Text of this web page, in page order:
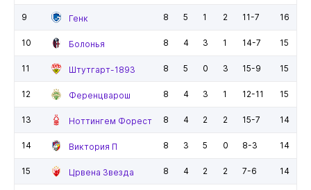
9 Генк 8 5 1 2 11-7 16
10 Болонья 8 4 3 1 14-7 15
11 Штутгарт-1893 8 5 0 3 15-9 15
12 Ференцварош 8 4 3 1 12-11 15
13 Ноттингем Форест 8 4 2 2 15-7 14
14 Виктория П 8 3 5 0 8-3 14
15 Црвена Звезда 8 4 2 2 7-6 14